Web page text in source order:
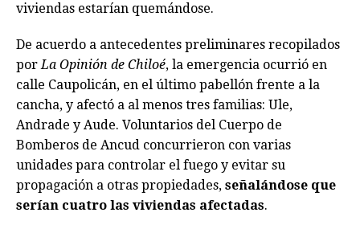
viviendas estarían quemándose.
De acuerdo a antecedentes preliminares recopilados
porLa Opinión de Chiloé, la emergencia ocurrió en
calle Caupolicán, en el último pabellón frente a la
cancha, y afectó a al menos tres familias: Ule,
Andrade y Aude. Voluntarios del Cuerpo de
Bomberos de Ancud concurrieron con varias
unidades para controlar el fuego y evitar su
propagación a otras propiedades, señalándose que
serían cuatro las viviendas afectadas.